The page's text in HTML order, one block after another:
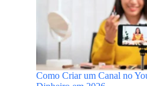
Como Criar um Canal no